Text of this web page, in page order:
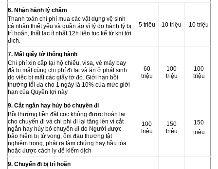
6. Nhận hành lý chậm
Thanh toán chi phí mua các vật dụng vệ sinh
cá nhân thiết yếu và quần áo vì lý do hành lý bị
trì hoãn, thất lạc ít nhất 12h liên tục kể từ khi tới
đích.
5triệu 10 triệu 10 triệu
7. Mất giấy tờ thông hành
Chi phí xin cấp lại hộ chiếu, visa, vé máy bay
đã bị mất cùng chi phí đi lại và ăn ở phát sinh
do việc bị mất các giấy tờ đó. Giới hạn bồi
thường tối đa cho 1 ngày là 10% của mức giới
hạn của Quyền lợi này
60
triệu
100
triệu
100
triệu
9. Cắt ngắn hay hủy bỏ chuyến đi
Bồi thường tiền đặt cọc không được hoàn lại
cho chuyến đi và chi phí đi lại tăng lên vì cắt
ngắn hay hủy bỏ chuyến đi do Người được
bảo hiểm bị tử vong, ốm đau thương tật
nghiêm trọng, phải ra làm chứng hay hầu tòa
hoặc được cách ly để kiểm dịch
100
triệu
150
triệu
150
triệu
9. Chuyến đi bị trì hoãn